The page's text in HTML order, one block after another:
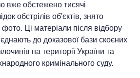
вже обстежено тисячі
обстрілів об'єктів, знято
Ці матеріали після відбору
до доказової бази скоєних
на території України та
кримінального суду.